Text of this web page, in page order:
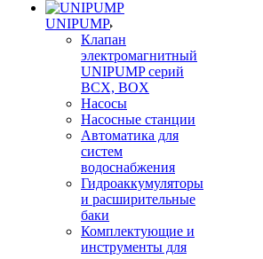
UNIPUMP
Клапан
электромагнитный
UNIPUMP серий
BCX, BOX
Насосы
Насосные станции
Автоматика для
систем
водоснабжения
Гидроаккумуляторы
и расширительные
баки
Комплектующие и
инструменты для